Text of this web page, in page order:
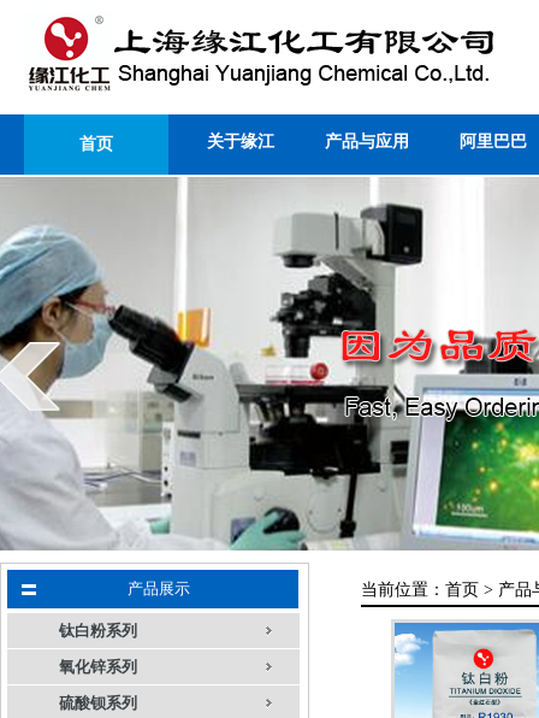
首页 关于缘江 产品与应用 阿里巴巴
产品展示
钛白粉系列
氧化锌系列
硫酸钡系列
当前位置： 首页 > 产品